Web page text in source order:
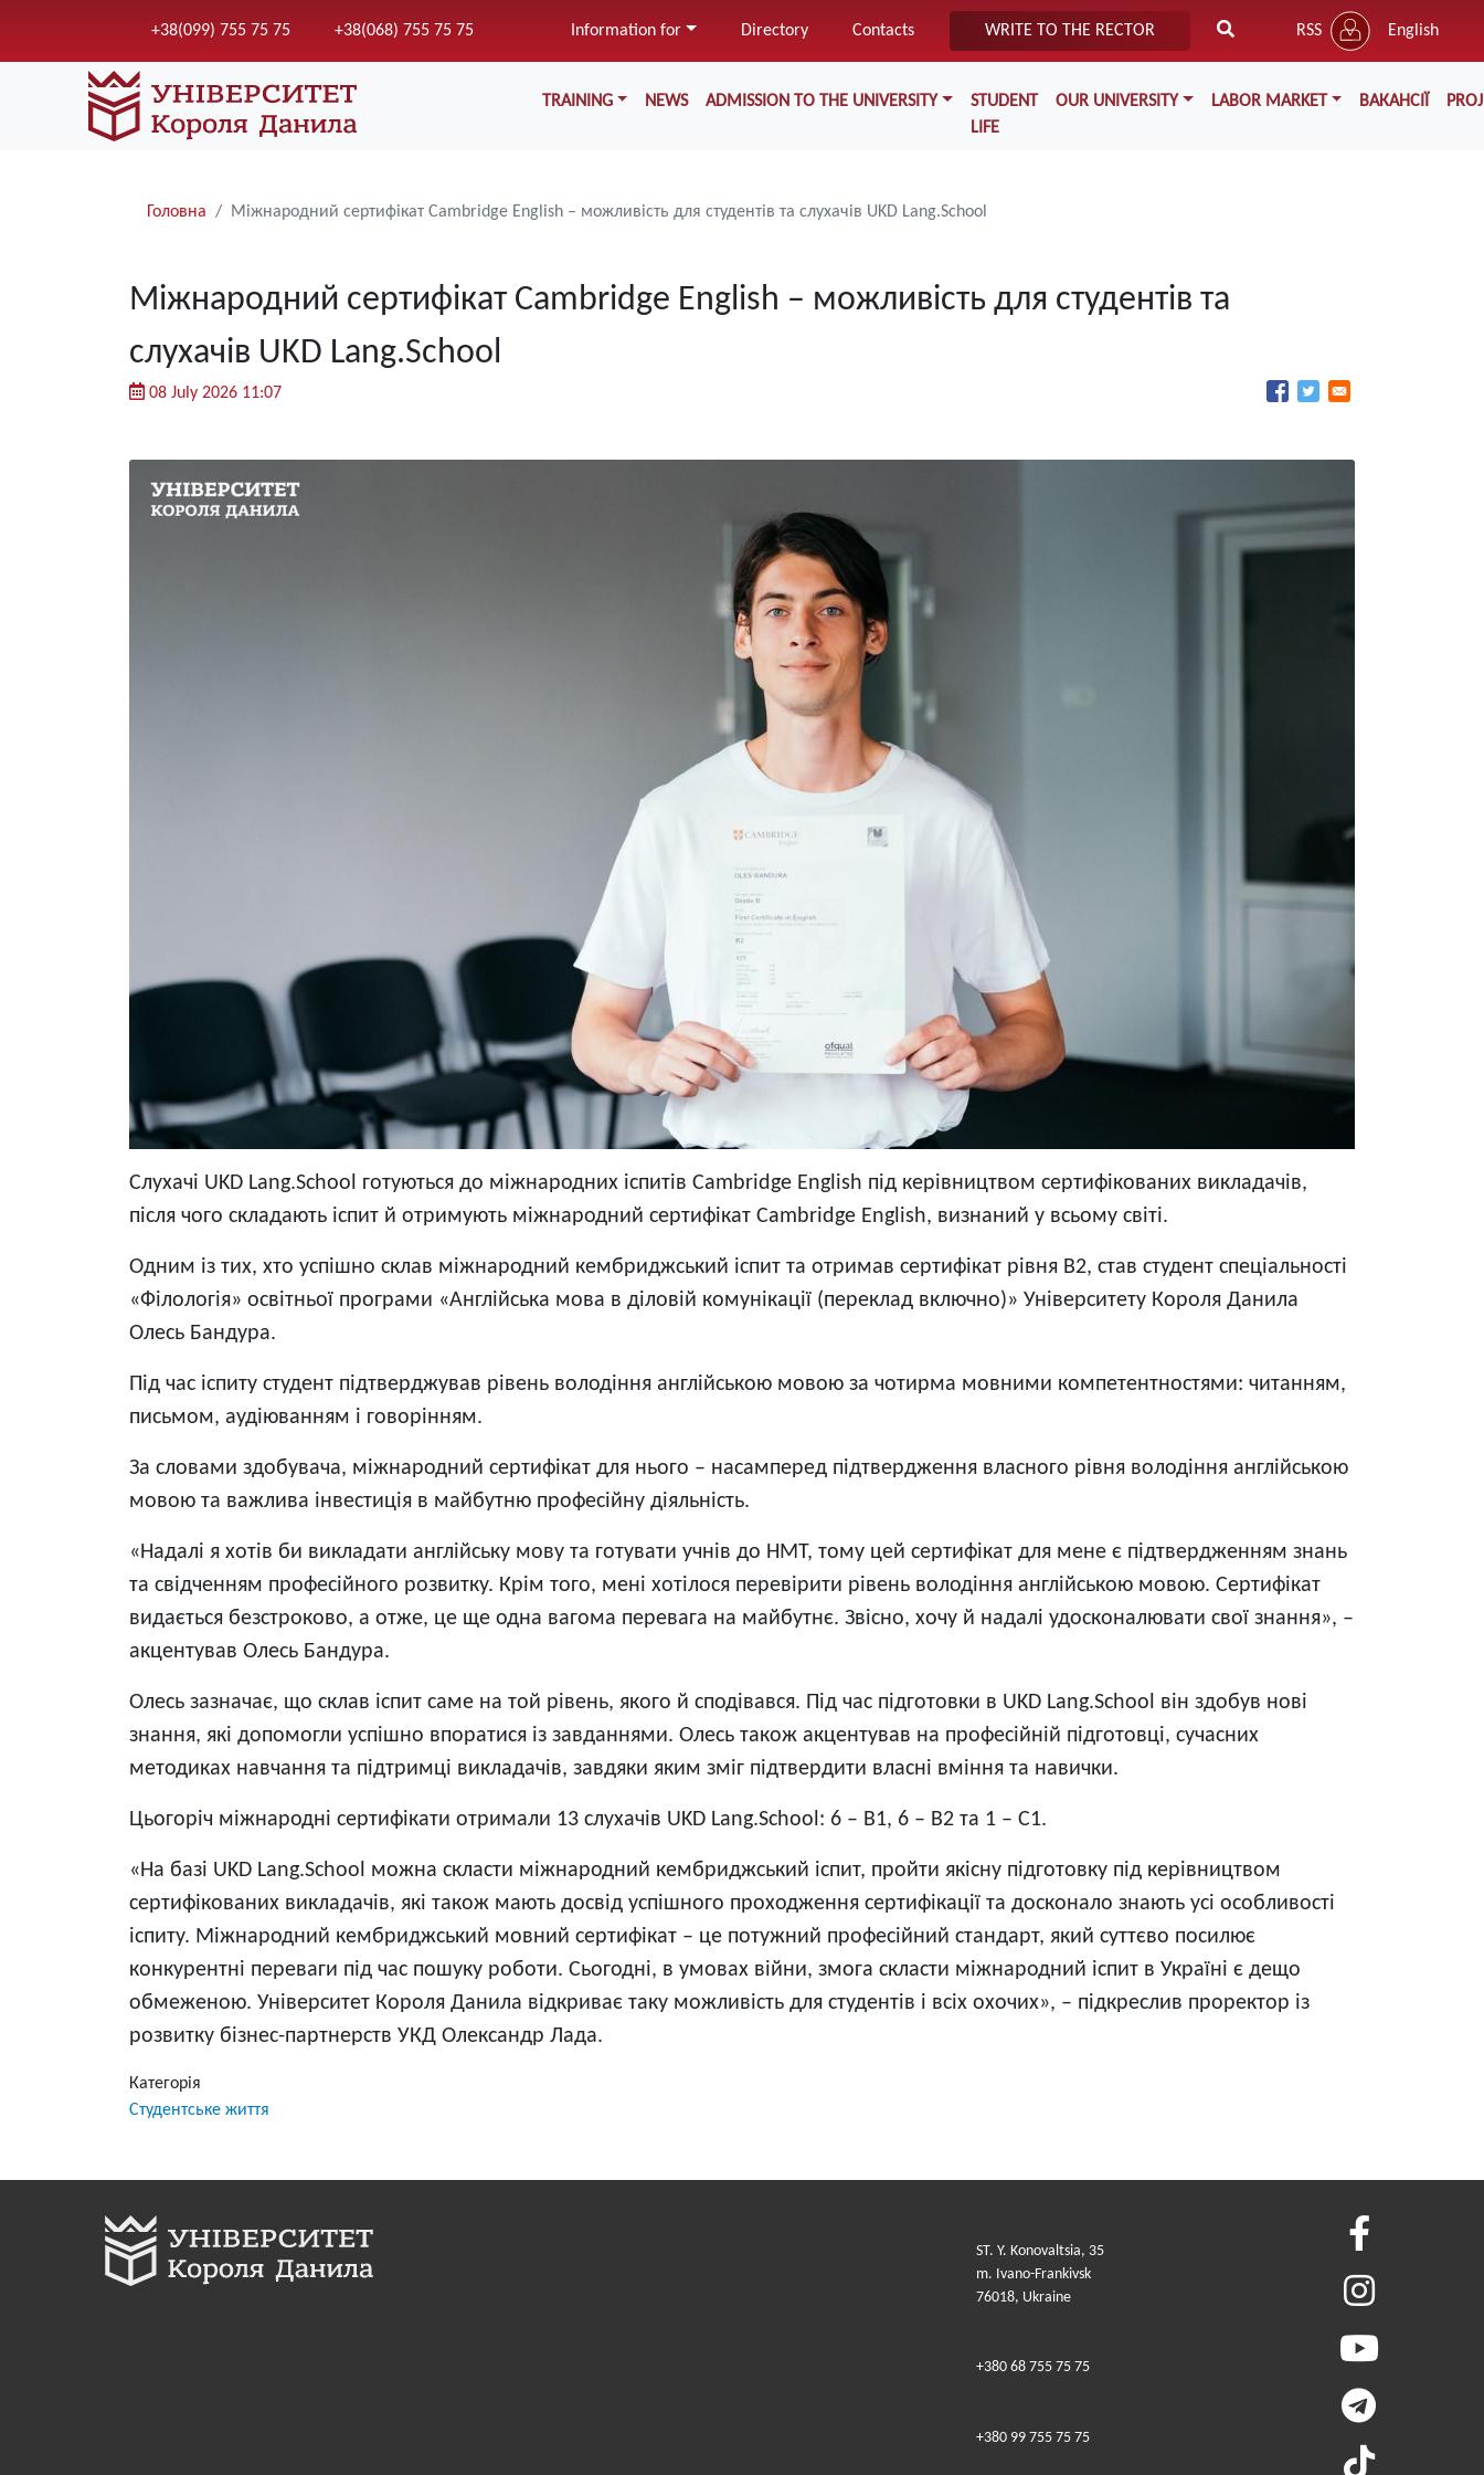
to
main
content
+38(099) 755 75 75 +38(068) 755 75 75 Information for Directory Contacts WRITE TO THE RECTOR RSS English
Меню у хедері
TRAINING NEWS ADMISSION TO THE UNIVERSITY
STUDENT
LIFE
OUR UNIVERSITY LABOR MARKET ВАКАНСІЇ
Рядки
Головна Міжнародний сертифікат Cambridge English – можливість для студентів та слухачів UKD Lang.School
Міжнародний сертифікат Cambridge English – можливість для студентів та
слухачів UKD Lang.School
08 July 2026 11:07
Слухачі UKD Lang.School готуються до міжнародних іспитів Cambridge English під керівництвом сертифікованих викладачів,
після чого складають іспит й отримують міжнародний сертифікат Cambridge English, визнаний у всьому світі.
Одним із тих, хто успішно склав міжнародний кембриджський іспит та отримав сертифікат рівня B2, став студент спеціальності
«Філологія» освітньої програми «Англійська мова в діловій комунікації (переклад включно)» Університету Короля Данила
Олесь Бандура.
Під час іспиту студент підтверджував рівень володіння англійською мовою за чотирма мовними компетентностями: читанням,
письмом, аудіюванням і говорінням.
За словами здобувача, міжнародний сертифікат для нього – насамперед підтвердження власного рівня володіння англійською
мовою та важлива інвестиція в майбутню професійну діяльність.
«Надалі я хотів би викладати англійську мову та готувати учнів до НМТ, тому цей сертифікат для мене є підтвердженням знань
та свідченням професійного розвитку. Крім того, мені хотілося перевірити рівень володіння англійською мовою. Сертифікат
видається безстроково, а отже, це ще одна вагома перевага на майбутнє. Звісно, хочу й надалі удосконалювати свої знання», –
акцентував Олесь Бандура.
Олесь зазначає, що склав іспит саме на той рівень, якого й сподівався. Під час підготовки в UKD Lang.School він здобув нові
знання, які допомогли успішно впоратися із завданнями. Олесь також акцентував на професійній підготовці, сучасних
методиках навчання та підтримці викладачів, завдяки яким зміг підтвердити власні вміння та навички.
Цьогоріч міжнародні сертифікати отримали 13 слухачів UKD Lang.School: 6 – B1, 6 – В2 та 1 – C1.
«На базі UKD Lang.School можна скласти міжнародний кембриджський іспит, пройти якісну підготовку під керівництвом
сертифікованих викладачів, які також мають досвід успішного проходження сертифікації та досконало знають усі особливості
іспиту. Міжнародний кембриджський мовний сертифікат – це потужний професійний стандарт, який суттєво посилює
конкурентні переваги під час пошуку роботи. Сьогодні, в умовах війни, змога скласти міжнародний іспит в Україні є дещо
обмеженою. Університет Короля Данила відкриває таку можливість для студентів і всіх охочих», – підкреслив проректор із
розвитку бізнес-партнерств УКД Олександр Лада.
Категорія
Студентське життя
ST. Y. Konovaltsia, 35
m. Ivano-Frankivsk
76018, Ukraine
+380 68 755 75 75
+380 99 755 75 75